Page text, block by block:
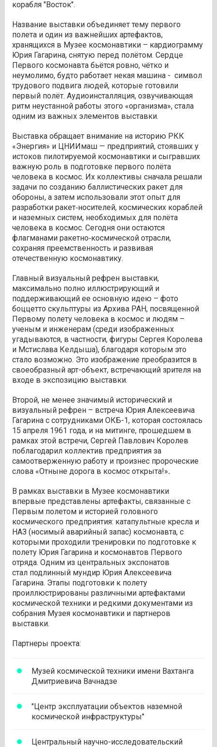
корабля "Восток".
Название выставки объединяет тему первого
полета и один из важнейших артефактов,
хранящихся в Музее космонавтики – кардиограмму
Юрия Гагарина, снятую перед полётом. Сердце
Первого космонавта бьётся ровно, чётко и
неумолимо, будто работает некая машина - символ
трудового подвига людей, которые готовили
первый полёт. Аудиоинсталляция, озвучивающая
ритм неустанной работы этого «организма», стала
одним из важных элементов выставки.
Выставка обращает внимание на историю РКК
«Энергия» и ЦНИИмаш — предприятий, стоявших у
истоков пилотируемой космонавтики и сыгравших
важную роль в подготовке первого полёта
человека в космос. Их коллективы сначала решали
задачи по созданию баллистических ракет для
обороны, а затем использовали этот опыт для
разработки ракет‑носителей, космических кораблей
и наземных систем, необходимых для полёта
человека в космос. Сегодня они остаются
флагманами ракетно‑космической отрасли,
сохраняя преемственность и развивая
отечественную космонавтику.
Главный визуальный рефрен выставки,
максимально полно иллюстрирующий и
поддерживающий ее основную идею – фото
боццетто скульптуры из Архива РАН, посвященной
Первому полету человека в космос и людям –
ученым и инженерам (среди изображенных
угадываются, в частности, фигуры Сергея Королева
и Мстислава Келдыша), благодаря которым это
стало возможно. Это изображение преобразится в
своеобразный арт-объект, встречающий зрителя на
входе в экспозицию выставки.
Второй, не менее значимый исторический и
визуальный рефрен – встреча Юрия Алексеевича
Гагарина с сотрудниками ОКБ-1, которая состоялась
15 апреля 1961 года, и на митинге, прошедшем в
рамках этой встречи, Сергей Павлович Королев
поблагодарил коллектив предприятия за
самоотверженную работу и произнес пророческие
слова «Отныне дорога в космос открыта!».
В рамках выставки в Музее космонавтики
впервые представлены артефакты, связанные с
Первым полетом и историей головного
космического предприятия: катапультные кресла и
НАЗ (носимый аварийный запас) космонавта, с
которыми проходили тренировки по подготовке к
полету Юрия Гагарина и космонавтов Первого
отряда. Одним из центральных экспонатов
стал подлинный мундир Юрия Алексеевича
Гагарина. Этапы подготовки к полету
проиллюстрированы различными артефактами
космической техники и редкими документами из
собрания Музея космонавтики и партнеров
выставки.
Партнеры проекта:
Музей космической техники имени Вахтанга
Дмитриевича Вачнадзе
"Центр эксплуатации объектов наземной
космической инфраструктуры"
Центральный научно-исследовательский